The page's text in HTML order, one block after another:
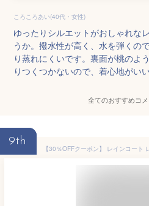
ころころあい(40代・女性)
ゆったりシルエットがおしゃれな
うか。撥水性が高く、水を弾くの
り蒸れにくいです。裏面が桃のよ
りつくつかないので、着心地がい
全てのおすすめコメ
9th